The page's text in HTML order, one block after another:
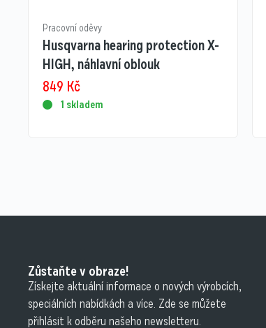
Pracovní oděvy
Husqvarna hearing protection X-
HIGH, náhlavní oblouk
849 Kč
1 skladem
Zůstaňte v obraze!
Získejte aktuální informace o nových výrobcích,
speciálních nabídkách a více. Zde se můžete
přihlásit k odběru našeho newsletteru.